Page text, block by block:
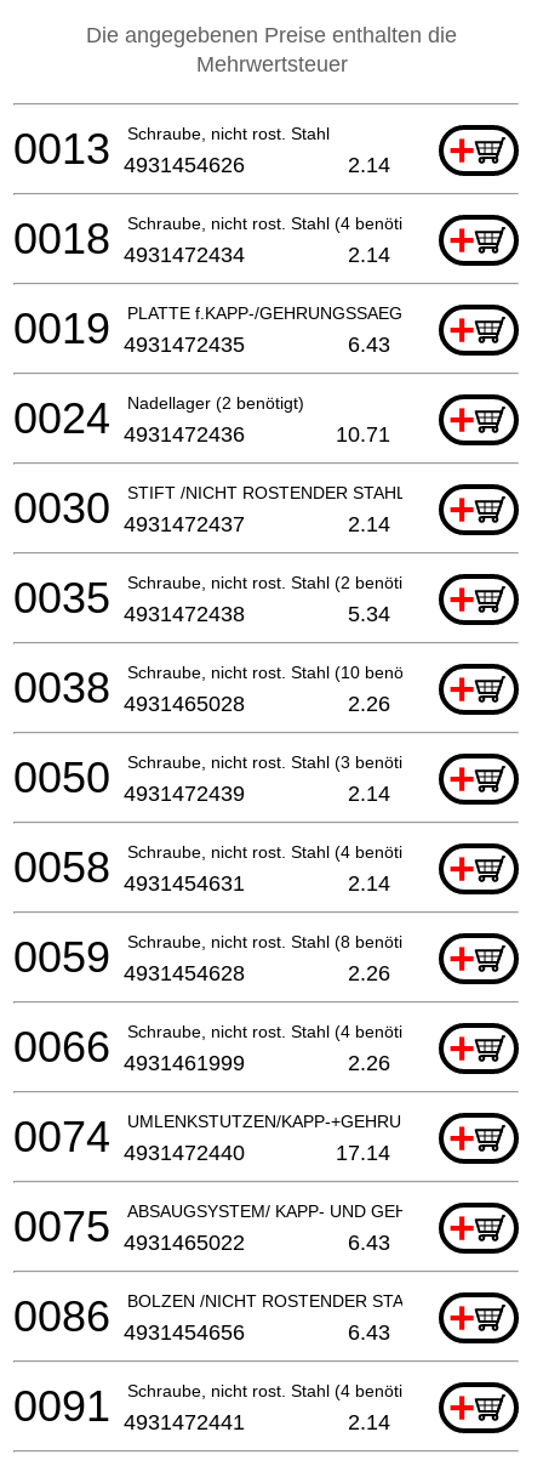
Die angegebenen Preise enthalten die
Mehrwertsteuer
Schraube, nicht rost. Stahl +
0013 4931454626 2.14
Schraube, nicht rost. Stahl (4 benötigt) +
0018 4931472434 2.14
PLATTE f.KAPP-/GEHRUNGSSAEGE +
0019 4931472435 6.43
Nadellager (2 benötigt) +
0024 4931472436 10.71
STIFT /NICHT ROSTENDER STAHL (2 benötigt)
+
0030 4931472437 2.14
Schraube, nicht rost. Stahl (2 benötigt) +
0035 4931472438 5.34
Schraube, nicht rost. Stahl (10 benötigt) +
0038 4931465028 2.26
Schraube, nicht rost. Stahl (3 benötigt) +
0050 4931472439 2.14
Schraube, nicht rost. Stahl (4 benötigt) +
0058 4931454631 2.14
Schraube, nicht rost. Stahl (8 benötigt) +
0059 4931454628 2.26
Schraube, nicht rost. Stahl (4 benötigt) +
0066 4931461999 2.26
UMLENKSTUTZEN/KAPP-+GEHRUNGSSAEGE
+
0074 4931472440 17.14
ABSAUGSYSTEM/ KAPP- UND GEHRUNGSSAeGE
+
0075 4931465022 6.43
BOLZEN /NICHT ROSTENDER STAHL +
0086 4931454656 6.43
Schraube, nicht rost. Stahl (4 benötigt) +
0091 4931472441 2.14